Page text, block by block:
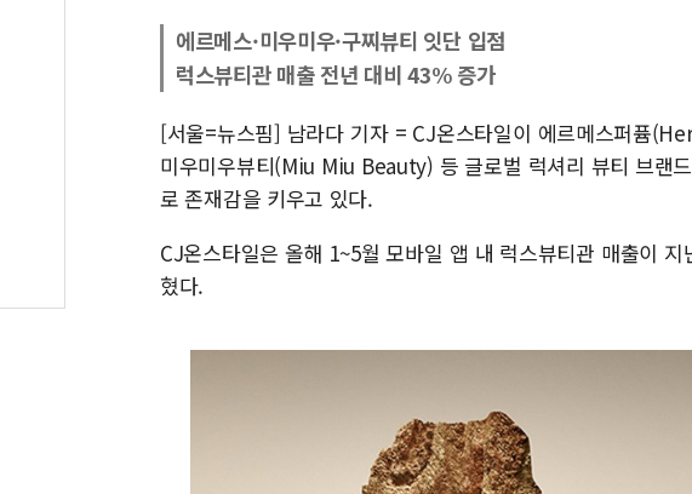
에르메스·미우미우·구찌뷰티 잇단 입점
럭스뷰티관 매출 전년 대비 43% 증가
[서울=뉴스핌] 남라다 기자 = CJ온스타일이 에르메스퍼퓸
미우미우뷰티(Miu Miu Beauty) 등 글로벌 럭셔리 뷰티 브랜
로 존재감을 키우고 있다.
CJ온스타일은 올해 1~5월 모바일 앱 내 럭스뷰티관 매출이
혔다.